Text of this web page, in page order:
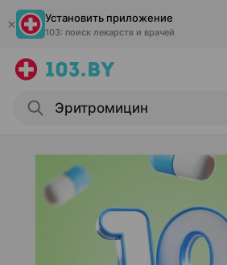
Установить приложение
103: поиск лекарств и врачей